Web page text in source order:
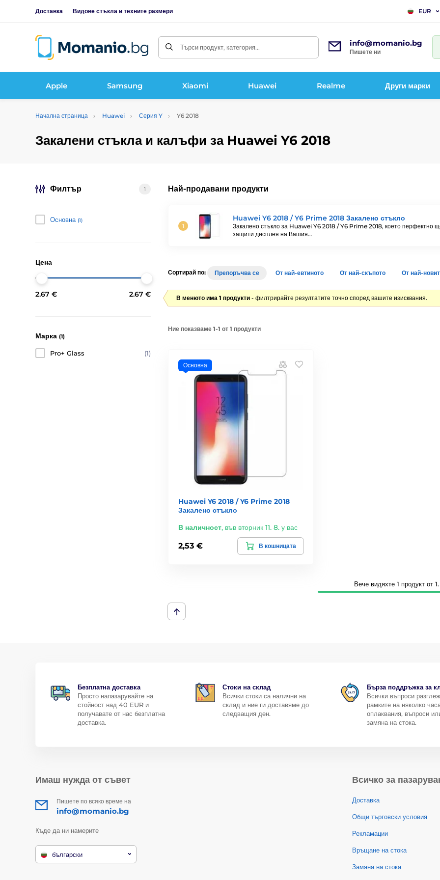
Доставка Видове стъкла и техните размери EUR
Търси продукт, категория... info@momanio.bg
Пишете ни
Apple Samsung Xiaomi Huawei Realme Други марки
Начална страница Huawei Серия Y Y6 2018
Закалени стъкла и калъфи за Huawei Y6 2018
Най-продавани продукти
Huawei Y6 2018 / Y6 Prime 2018 Закалено стъкло
Закалено стъкло за Huawei Y6 2018 / Y6 Prime 2018, което перфектно
защити дисплея на Вашия…
Филтър 1
Основна (1)
Цена
2.67 € 2.67 €
Марка (1)
Pro+ Glass (1)
Сортирай по: Препоръчва се От най-евтиното От най-скъпото От най-
В менюто има 1 продукти - филтрирайте резултатите точно според вашите изисквания.
Ние показваме 1-1 от 1 продукти
Основна
Huawei Y6 2018 / Y6 Prime 2018
Закалено стъкло
В наличност, във вторник 11. 8. у вас
2,53 € В кошницата
Вече видяхте 1 продукт от 1.
Безплатна доставка
Просто напазарувайте на
стойност над 40 EUR и
получавате от нас безплатна
доставка.
Стоки на склад
Всички стоки са налични на
склад и ние ги доставяме до
следващия ден.
Бърза поддръжка за
Всички въпроси
рамките на няколко
оплаквания, въпроси
замяна на стока.
Имаш нужда от съвет
Пишете по всяко време на
info@momanio.bg
Къде да ни намерите
български
Всичко за
Доставка
Общи търговски условия
Рекламации
Връщане на стока
Замяна на стока